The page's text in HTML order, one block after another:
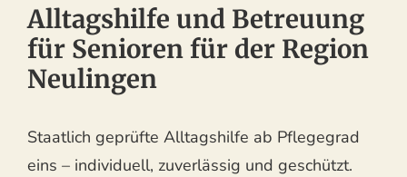
Alltagshilfe und Betreuung
für Senioren für der Region
Neulingen
Staatlich geprüfte Alltagshilfe ab Pflegegrad
eins – individuell, zuverlässig und geschützt.